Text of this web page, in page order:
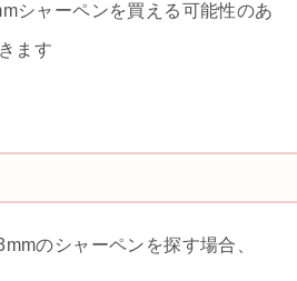
シャーペンを買える可能性のあ
ます
のシャーペンを探す場合、